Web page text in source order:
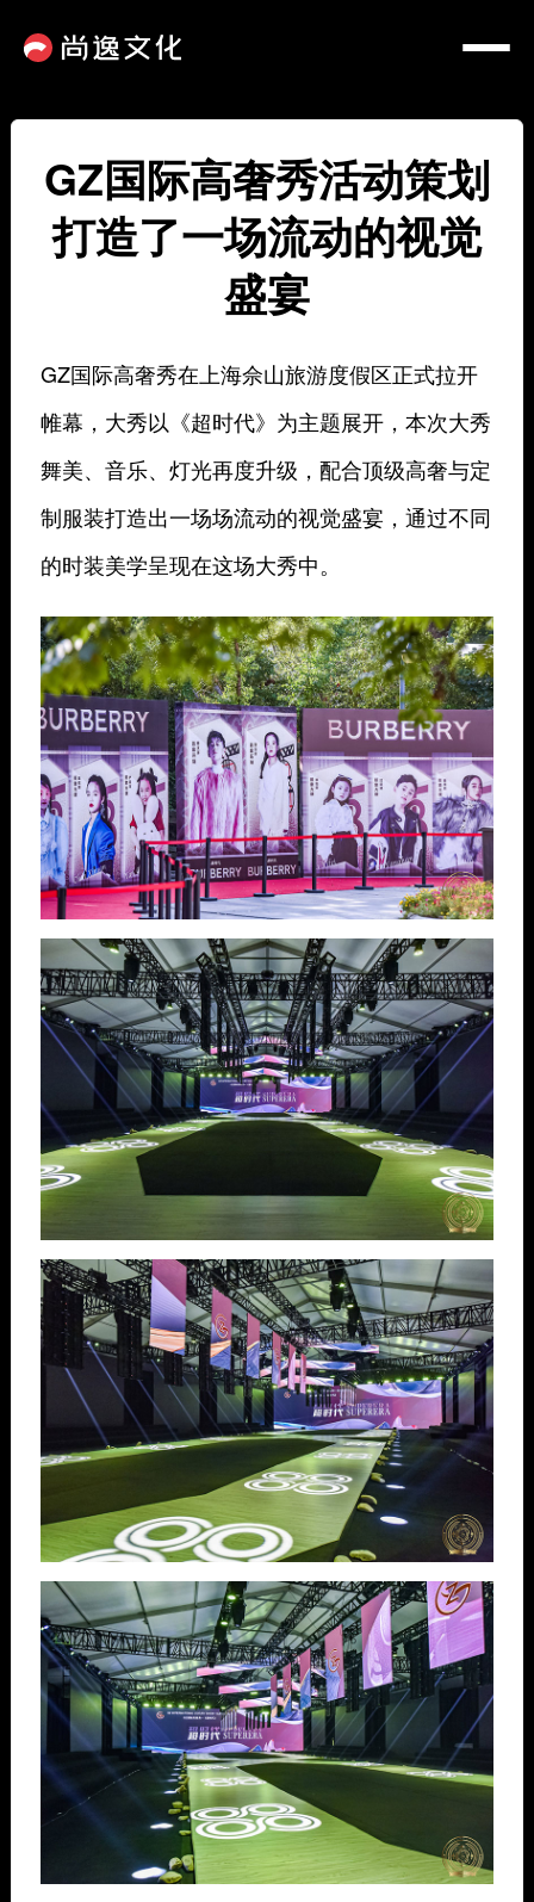
GZ国际高奢秀活动策划
打造了一场流动的视觉
盛宴
GZ国际高奢秀在上海佘山旅游度假区正式拉开
帷幕，大秀以《超时代》为主题展开，本次大秀
舞美、音乐、灯光再度升级，配合顶级高奢与定
制服装打造出一场场流动的视觉盛宴，通过不同
的时装美学呈现在这场大秀中。